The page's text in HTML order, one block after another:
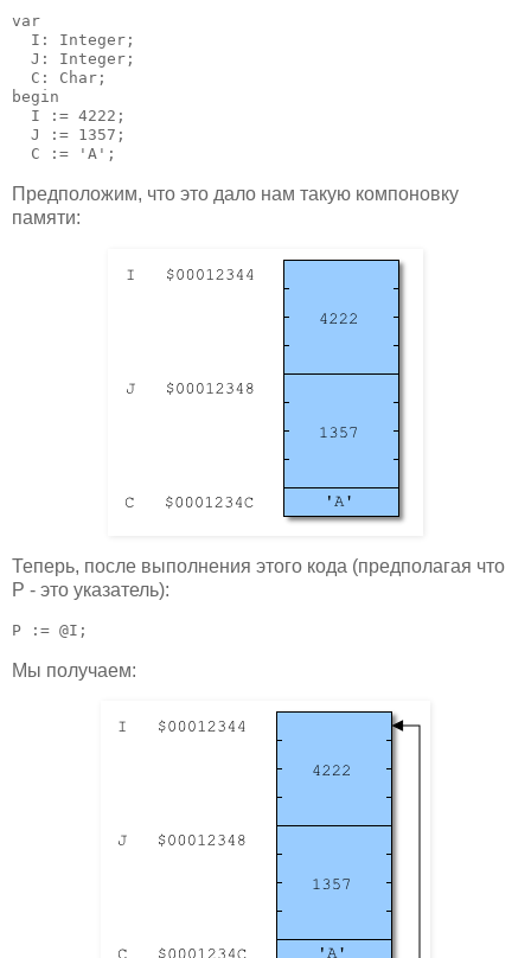
var
  I: Integer;
  J: Integer;
  C: Char;
begin
  I := 4222;
  J := 1357;
  C := 'A';
Предположим, что это дало нам такую компоновку
памяти:
Теперь, после выполнения этого кода (предполагая что
P - это указатель):
P := @I;
Мы получаем: